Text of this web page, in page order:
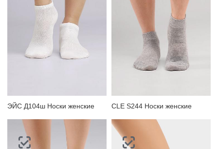
ЭЙС Д104ш Носки женские CLE S244 Носки женские